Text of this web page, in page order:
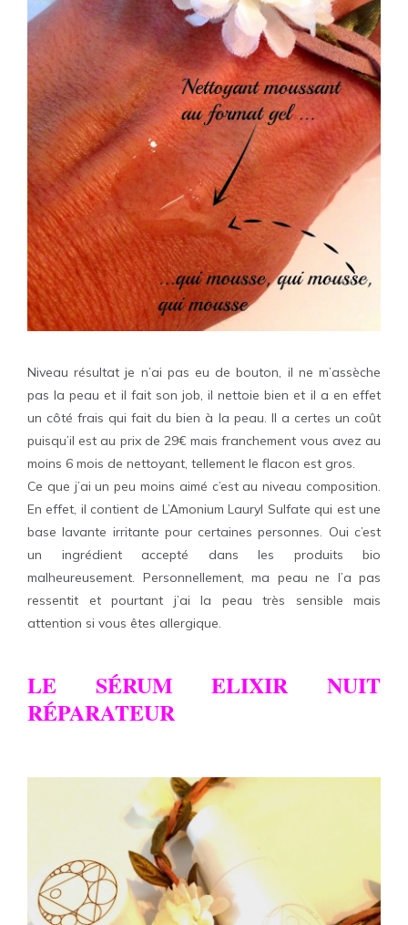
Niveau résultat je n’ai pas eu de bouton, il ne m’assèche
pas la peau et il fait son job, il nettoie bien et il a en effet
un côté frais qui fait du bien à la peau. Il a certes un coût
puisqu’il est au prix de 29€ mais franchement vous avez au
moins 6 mois de nettoyant, tellement le flacon est gros.
Ce que j’ai un peu moins aimé c’est au niveau composition.
En effet, il contient de L’Amonium Lauryl Sulfate qui est une
base lavante irritante pour certaines personnes. Oui c’est
un ingrédient accepté dans les produits bio
malheureusement. Personnellement, ma peau ne l’a pas
ressentit et pourtant j’ai la peau très sensible mais
attention si vous êtes allergique.
LE SÉRUM ELIXIR NUIT
RÉPARATEUR